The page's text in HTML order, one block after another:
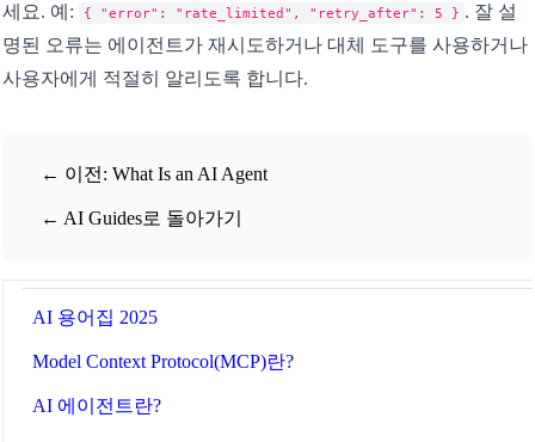
🔗 Related Tools
🔧 TOOLS
LLM 토큰 카운터
AI 용어집 2025
Model Context Protocol(MCP)란?
AI 에이전트란?
세요. 예:
{ "error": "rate_limited", "retry_after": 5 } . 잘 설
명된 오류는 에이전트가 재시도하거나 대체 도구를 사용하거나
사용자에게 적절히 알리도록 합니다.
← 이전: What Is an AI Agent
← AI Guides로 돌아가기